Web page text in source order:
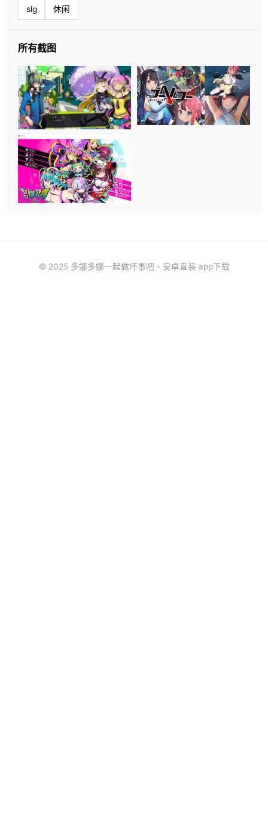
slg 休闲
所有截图
© 2025 多娜多娜一起做坏事吧 - 安卓直装 app下载